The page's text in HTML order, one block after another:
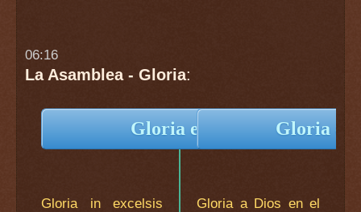
06:16
La Asamblea - Gloria:
Gloria en Latín
Gloria in excelsis
Gloria en
Gloria a Dios en el